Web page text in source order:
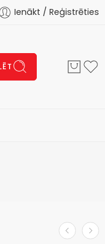
Ienākt / Reģistrēties